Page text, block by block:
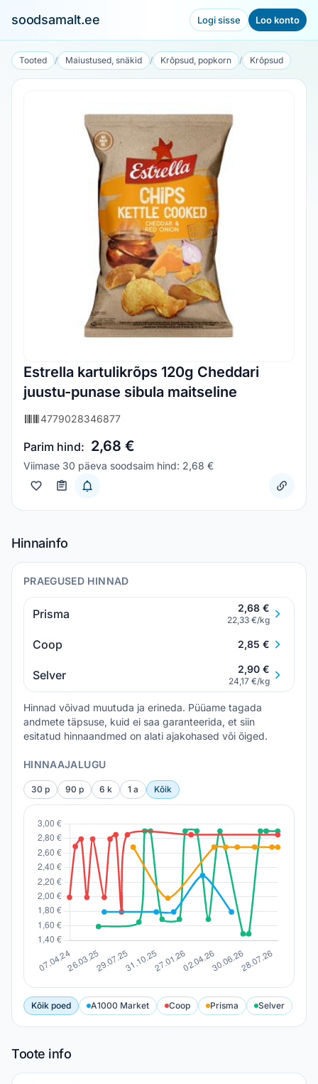
soodsamalt.ee Logi sisse Loo konto
Tooted / Maiustused, snäkid / Krõpsud, popkorn / Krõpsud
Estrella kartulikrõps 120g Cheddari
juustu-punase sibula maitseline
4779028346877
Parim hind: 2,68 €
Viimase 30 päeva soodsaim hind: 2,68 €
Hinnainfo
PRAEGUSED HINNAD
Prisma 2,68 €
22,33 €/kg
Coop 2,85 €
Selver 2,90 €
24,17 €/kg
Hinnad võivad muutuda ja erineda. Püüame tagada
andmete täpsuse, kuid ei saa garanteerida, et siin
esitatud hinnaandmed on alati ajakohased või õiged.
HINNAAJALUGU
30 p 90 p 6 k 1 a Kõik
Kõik poed A1000 Market Coop Prisma Selver
Toote info